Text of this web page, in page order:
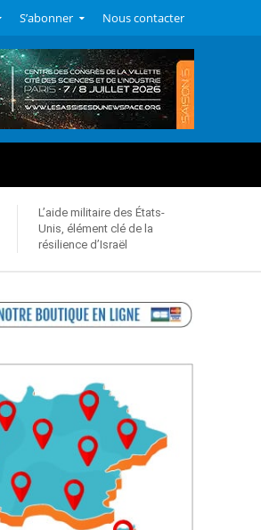
S’abonner Nous contacter
L’aide militaire des États-
Unis, élément clé de la
résilience d’Israël